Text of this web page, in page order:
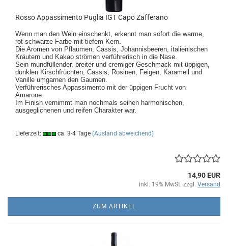
Rosso Appassimento Puglia IGT Capo Zafferano
Wenn man den Wein einschenkt, erkennt man sofort die warme,
rot-schwarze Farbe mit tiefem Kern.
Die Aromen von Pflaumen, Cassis, Johannisbeeren, italienischen
Kräutern und Kakao strömen verführerisch in die Nase.
Sein mundfüllender, breiter und cremiger Geschmack mit üppigen,
dunklen Kirschfrüchten, Cassis, Rosinen, Feigen, Karamell und
Vanille umgarnen den Gaumen.
Verführerisches Appassimento mit der üppigen Frucht von
Amarone.
Im Finish vernimmt man nochmals seinen harmonischen,
ausgeglichenen und reifen Charakter war.
Lieferzeit: ca. 3-4 Tage (Ausland abweichend)
14,90 EUR
inkl. 19% MwSt. zzgl. Versand
ZUM ARTIKEL